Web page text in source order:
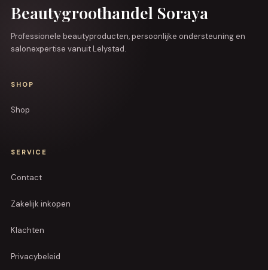
Beautygroothandel Soraya
Professionele beautyproducten, persoonlijke ondersteuning en
salonexpertise vanuit Lelystad.
SHOP
Shop
SERVICE
Contact
Zakelijk inkopen
Klachten
Privacybeleid